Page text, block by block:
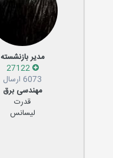
مدیر بازنشسته
27122
6073 ارسال
مهندسی برق
قدرت
لیسانس